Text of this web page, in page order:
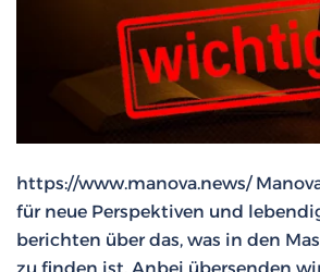
https://www.manova.news/
für neue Perspektiven und
berichten über das, was in den
zu finden ist. Anbei übersenden